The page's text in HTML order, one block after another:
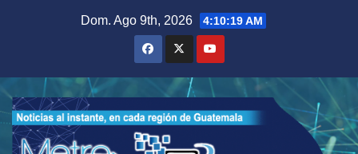
Dom. Ago 9th, 2026 4:10:20 AM